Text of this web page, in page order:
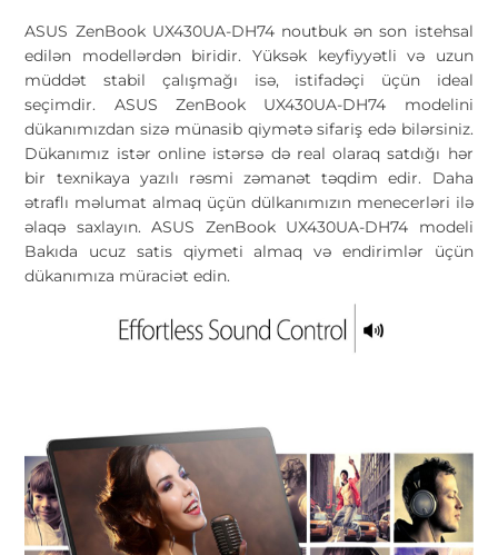
ASUS ZenBook UX430UA-DH74 noutbuk ən son istehsal
edilən modellərdən biridir. Yüksək keyfiyyətli və uzun
müddət stabil çalışmağı isə, istifadəçi üçün ideal
seçimdir. ASUS ZenBook UX430UA-DH74 modelini
dükanımızdan sizə münasib qiymətə sifariş edə bilərsiniz.
Dükanımız istər online istərsə də real olaraq satdığı hər
bir texnikaya yazılı rəsmi zəmanət təqdim edir. Daha
ətraflı məlumat almaq üçün dülkanımızın menecerləri ilə
əlaqə saxlayın. ASUS ZenBook UX430UA-DH74 modeli
Bakıda ucuz satis qiymeti almaq və endirimlər üçün
dükanımıza müraciət edin.